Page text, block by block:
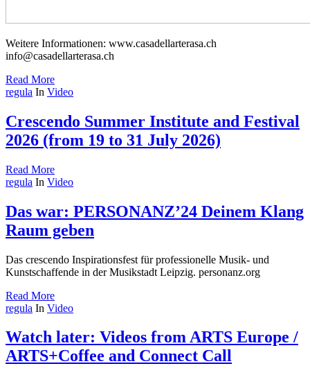
Weitere Informationen: www.casadellarterasa.ch
info@casadellarterasa.ch
Read More
regula In Video
Crescendo Summer Institute and Festival
2026 (from 19 to 31 July 2026)
Read More
regula In Video
Das war: PERSONANZ’24 Deinem Klang
Raum geben
Das crescendo Inspirationsfest für professionelle Musik- und
Kunstschaffende in der Musikstadt Leipzig. personanz.org
Read More
regula In Video
Watch later: Videos from ARTS Europe /
ARTS+Coffee and Connect Call